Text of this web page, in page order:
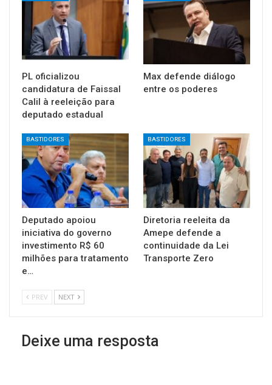
PL oficializou
candidatura de Faissal
Calil à reeleição para
deputado estadual
Max defende diálogo
entre os poderes
BASTIDORES
Deputado apoiou
iniciativa do governo
investimento R$ 60
milhões para tratamento
e…
BASTIDORES
Diretoria reeleita da
Amepe defende a
continuidade da Lei
Transporte Zero
PREV NEXT
Deixe uma resposta